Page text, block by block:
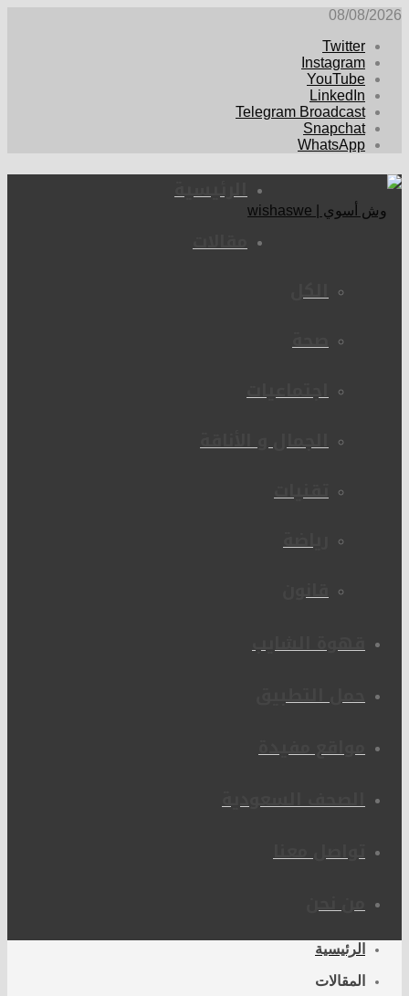
08/08/2026
Twitter
Instagram
YouTube
LinkedIn
Telegram Broadcast
Snapchat
WhatsApp
الرئيسية
مقالات
الكل
صحة
اجتماعيات
الجمال و الأناقة
تقنيات
رياضة
قانون
قهوة الشايب
حمل التطبيق
مواقع مفيدة
الصحف السعودية
تواصل معنا
من نحن
الرئيسية
المقالات